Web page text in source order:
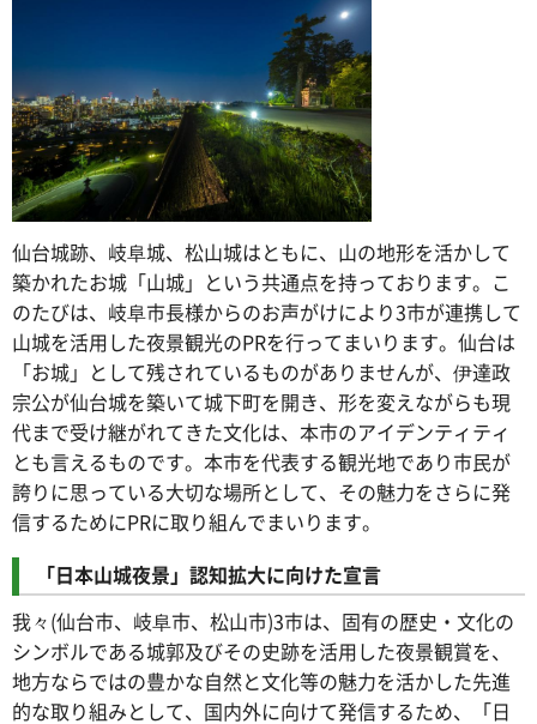
仙台城跡、岐阜城、松山城はともに、山の地形を活かして
築かれたお城「山城」という共通点を持っております。こ
のたびは、岐阜市長様からのお声がけにより3市が連携して
山城を活用した夜景観光のPRを行ってまいります。仙台は
「お城」として残されているものがありませんが、伊達政
宗公が仙台城を築いて城下町を開き、形を変えながらも現
代まで受け継がれてきた文化は、本市のアイデンティティ
とも言えるものです。本市を代表する観光地であり市民が
誇りに思っている大切な場所として、その魅力をさらに発
信するためにPRに取り組んでまいります。
「日本山城夜景」認知拡大に向けた宣言
我々(仙台市、岐阜市、松山市)3市は、固有の歴史・文化の
シンボルである城郭及びその史跡を活用した夜景観賞を、
地方ならではの豊かな自然と文化等の魅力を活かした先進
的な取り組みとして、国内外に向けて発信するため、「日